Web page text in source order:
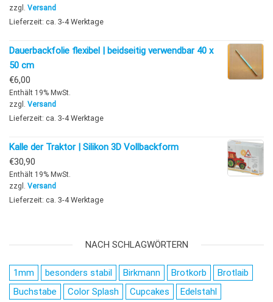
zzgl. Versand
Lieferzeit: ca. 3-4 Werktage
Dauerbackfolie flexibel | beidseitig verwendbar 40 x
50 cm
€6,00
Enthält 19% MwSt.
zzgl. Versand
Lieferzeit: ca. 3-4 Werktage
Kalle der Traktor | Silikon 3D Vollbackform
€30,90
Enthält 19% MwSt.
zzgl. Versand
Lieferzeit: ca. 3-4 Werktage
NACH SCHLAGWÖRTERN
1mm besonders stabil Birkmann Brotkorb
Brotlaib
Buchstabe
Color Splash Cupcakes
Edelstahl